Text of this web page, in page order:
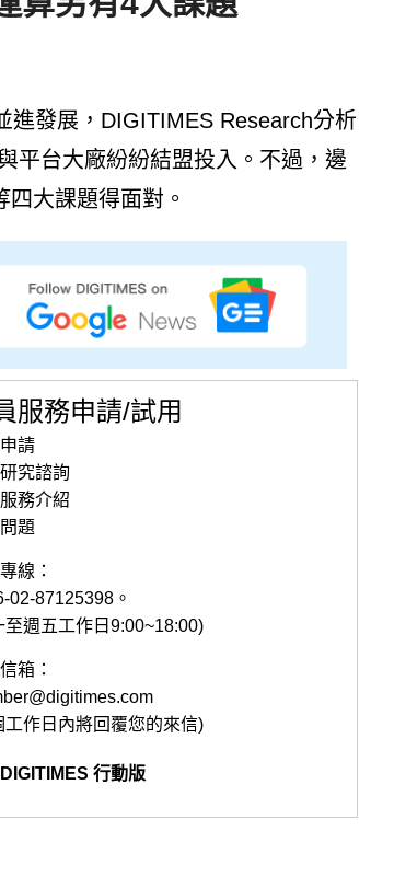
進發展，DIGITIMES Research分析
平台大廠紛紛結盟投入。不過，邊
大課題得面對。
服務申請/試用
請
究諮詢
務介紹
題
線：
02-87125398。
至週五工作日9:00~18:00)
箱：
工作日內將回覆您的來信)
行動版